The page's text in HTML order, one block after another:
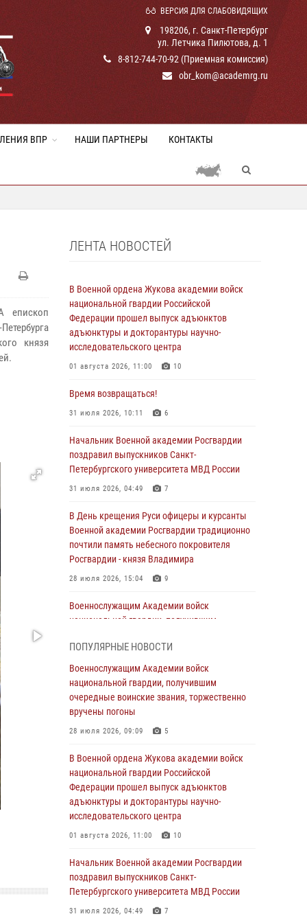
ВЕРСИЯ ДЛЯ СЛАБОВИДЯЩИХ
198206, г. Санкт-Петербург
ул. Летчика Пилютова, д. 1
8-812-744-70-92 (Приемная комиссия)
obr_kom@academrg.ru
ВПР НАШИ ПАРТНЕРЫ КОНТАКТЫ
епископ
князя
ЛЕНТА НОВОСТЕЙ
В Военной ордена Жукова академии войск
национальной гвардии Российской
Федерации прошел выпуск адъюнктов
адъюнктуры и докторантуры научно-
исследовательского центра
01 августа 2026, 11:00 10
Время возвращаться!
31 июля 2026, 10:11 6
Начальник Военной академии Росгвардии
поздравил выпускников Санкт-
Петербургского университета МВД России
31 июля 2026, 04:49 7
В День крещения Руси офицеры и курсанты
Военной академии Росгвардии традиционно
почтили память небесного покровителя
Росгвардии - князя Владимира
28 июля 2026, 15:04 9
Военнослужащим Академии войск
национальной гвардии, получившим
вручены погоны
28 июля 2026, 09:09 5
В Военной академии Росгвардии оглашены
итоги абитуриентских сборов 2026 года
27 июля 2026, 14:49 7
Военная академия информирует!
23 июля 2026, 04:51
Курсант Военной академии войск
национальной гвардии принял участие в
профориентационной встрече в Иверском
22 июля 2026, 09:41 6
Мастер‑класс по стрельбе: точность, тактика,
профессионализм
ПОПУЛЯРНЫЕ НОВОСТИ
Военнослужащим Академии войск
национальной гвардии, получившим
очередные воинские звания, торжественно
вручены погоны
28 июля 2026, 09:09 5
В Военной ордена Жукова академии войск
национальной гвардии Российской
Федерации прошел выпуск адъюнктов
адъюнктуры и докторантуры научно-
исследовательского центра
01 августа 2026, 11:00 10
Начальник Военной академии Росгвардии
поздравил выпускников Санкт-
Петербургского университета МВД России
31 июля 2026, 04:49 7